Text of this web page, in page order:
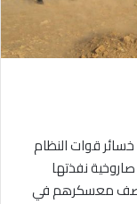
خسائر قوات النظام
نفذتها
قصف معسكرهم في